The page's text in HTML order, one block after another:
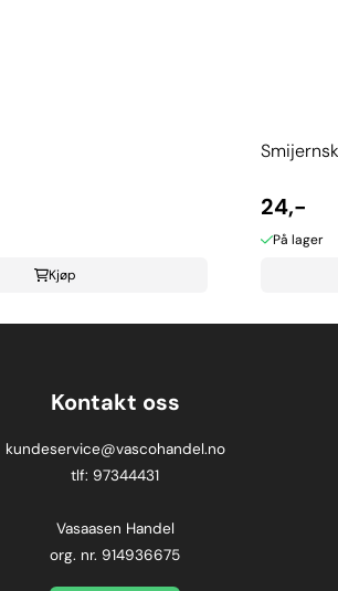
Kjøp
24,-
På lager
Kontakt oss
kundeservice@vascohandel.no
tlf: 97344431
Vasaasen Handel
org. nr. 914936675